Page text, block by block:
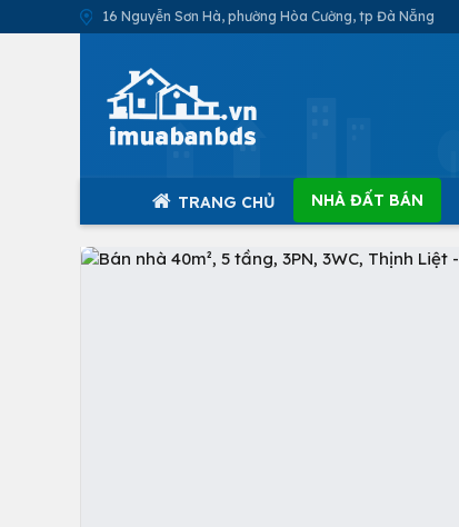
16 Nguyễn Sơn Hà, phường Hòa Cường, tp Đà Nẵng
TRANG CHỦ NHÀ ĐẤT BÁN